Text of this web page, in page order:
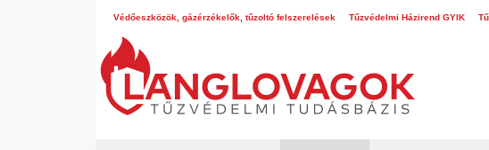
Védőeszközök, gázérzékelők, tűzoltó felszerelések Tűzvédelmi Házirend GYIK